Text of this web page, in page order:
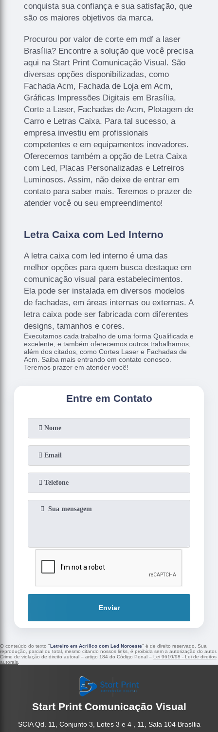
conquista sua confiança e sua satisfação, que
são os maiores objetivos da marca.
Procurou por valor de corte em mdf a laser
Brasília? Encontre a solução que você precisa
aqui na Start Print Comunicação Visual. São
diversas opções disponibilizadas, como
Fachada Acm, Fachada de Loja em Acm,
Gráficas Impressões Digitais em Brasília,
Corte a Laser, Fachadas de Acm, Plotagem de
Carro e Letras Caixa. Para tal sucesso, a
empresa investiu em profissionais
competentes e em equipamentos inovadores.
Oferecemos também a opção de Letra Caixa
com Led, Placas Personalizadas e Letreiros
Luminosos. Assim, não deixe de entrar em
contato para saber mais. Teremos o prazer de
atender você ou seu empreendimento!
Letra Caixa com Led Interno
A letra caixa com led interno é uma das
melhor opções para quem busca destaque em
comunicação visual para estabelecimentos.
Ela pode ser instalada em diversos modelos
de fachadas, em áreas internas ou externas. A
letra caixa pode ser fabricada com diferentes
designs, tamanhos e cores.
Executamos cada trabalho de uma forma Qualificada e
excelente, e também oferecemos outros trabalhamos,
além dos citados, como Cortes Laser e Fachadas de
Acm. Saiba mais entrando em contato conosco.
Teremos prazer em atender você!
Entre em Contato
Enviar
O conteúdo do texto "Letreiro em Acrílico com Led Noroeste" é de direito reservado. Sua
reprodução, parcial ou total, mesmo citando nossos links, é proibida sem a autorização do autor.
Crime de violação de direito autoral – artigo 184 do Código Penal – Lei 9610/98 - Lei de direitos
autorais
Start Print Comunicação Visual
SCIA Qd. 11, Conjunto 3, Lotes 3 e 4 , 11, Sala 104 Brasília